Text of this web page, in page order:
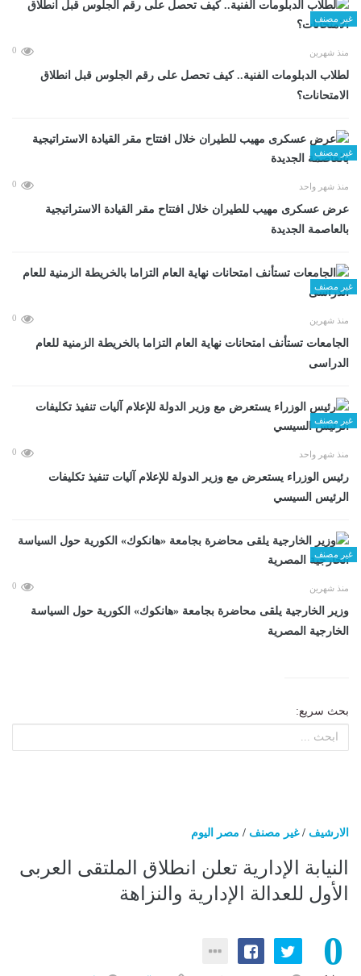
غير مصنف
منذ شهرين 0
لطلاب الدبلومات الفنية.. كيف تحصل على رقم الجلوس قبل انطلاق
الامتحانات؟
غير مصنف
منذ شهر واحد 0
عرض عسكرى مهيب للطيران خلال افتتاح مقر القيادة الاستراتيجية
بالعاصمة الجديدة
غير مصنف
منذ شهرين 0
الجامعات تستأنف امتحانات نهاية العام التزاما بالخريطة الزمنية للعام
الدراسى
غير مصنف
منذ شهر واحد 0
رئيس الوزراء يستعرض مع وزير الدولة للإعلام آليات تنفيذ تكليفات
الرئيس السيسي
غير مصنف
منذ شهرين 0
وزير الخارجية يلقى محاضرة بجامعة «هانكوك» الكورية حول السياسة
الخارجية المصرية
بحث سريع:
الارشيف /غير مصنف / مصر اليوم
النيابة الإدارية تعلن انطلاق الملتقى العربى
الأول للعدالة الإدارية والنزاهة
0